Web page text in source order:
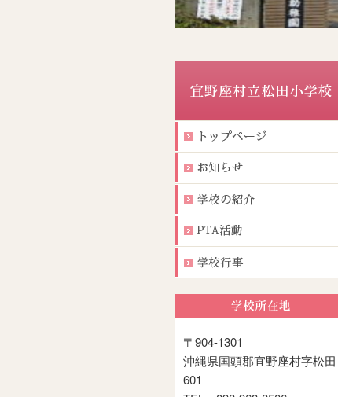
〒904-1301
沖縄県国頭郡宜野座村字松田
601